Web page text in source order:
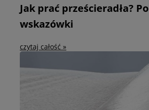
Jak prać prześcieradła?
wskazówki
czytaj całość »